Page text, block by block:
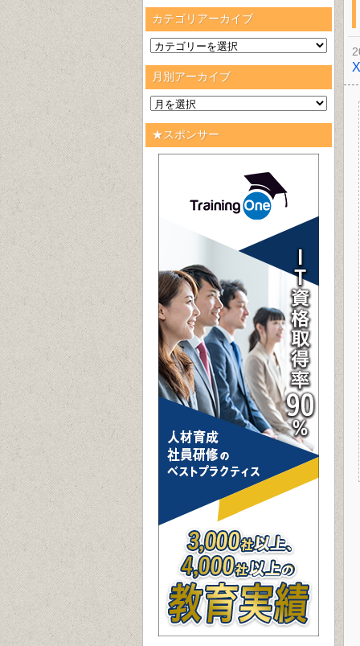
カテゴリアーカイブ
月別アーカイブ
★スポンサー